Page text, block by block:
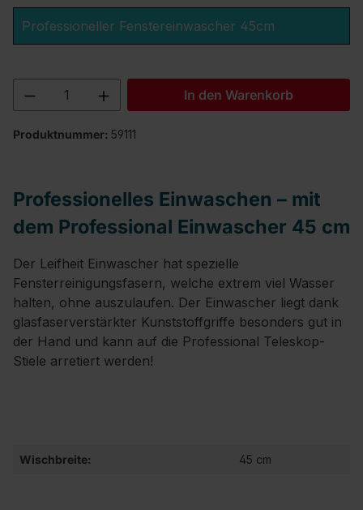
Professioneller Fenstereinwascher 45cm
Produkt Anzahl: Gib den gewünschten
In den Warenkorb
Produktnummer: 59111
Professionelles Einwaschen – mit
dem Professional Einwascher 45 cm
Der Leifheit Einwascher hat spezielle
Fensterreinigungsfasern, welche extrem viel Wasser
halten, ohne auszulaufen. Der Einwascher liegt dank
glasfaserverstärkter Kunststoffgriffe besonders gut in
der Hand und kann auf die Professional Teleskop-
Stiele arretiert werden!
Wischbreite: 45 cm